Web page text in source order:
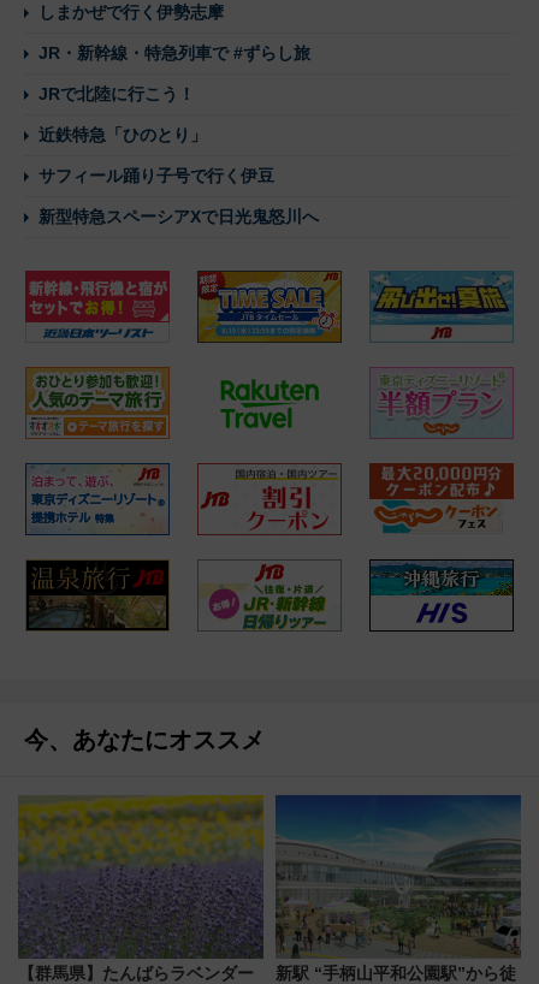
しまかぜで行く伊勢志摩
JR・新幹線・特急列車で #ずらし旅
JRで北陸に行こう！
近鉄特急「ひのとり」
サフィール踊り子号で行く伊豆
新型特急スペーシアXで日光鬼怒川へ
今、あなたにオススメ
【群馬県】たんばらラベンダー 新駅 “手柄山平和公園駅”から徒